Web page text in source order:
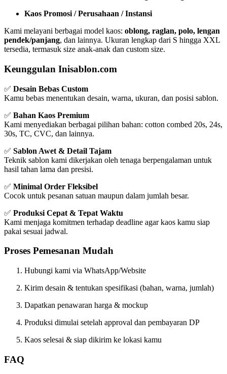
Kaos Promosi / Perusahaan / Instansi
Kami melayani berbagai model kaos: oblong, raglan, polo, lengan
pendek/panjang, dan lainnya. Ukuran lengkap dari S hingga XXL
tersedia, termasuk size anak-anak dan custom size.
Keunggulan Inisablon.com
✅ Desain Bebas Custom
Kamu bebas menentukan desain, warna, ukuran, dan posisi sablon.
✅ Bahan Kaos Premium
Kami menyediakan berbagai pilihan bahan: cotton combed 20s, 24s,
30s, TC, CVC, dan lainnya.
✅ Sablon Awet & Detail Tajam
Teknik sablon kami dikerjakan oleh tenaga berpengalaman untuk
hasil tahan lama dan presisi.
✅ Minimal Order Fleksibel
Cocok untuk pesanan satuan maupun dalam jumlah besar.
✅ Produksi Cepat & Tepat Waktu
Kami menjaga komitmen terhadap deadline agar kaos kamu siap
pakai sesuai jadwal.
Proses Pemesanan Mudah
Hubungi kami via WhatsApp/Website
Kirim desain & tentukan spesifikasi (bahan, warna, jumlah)
Dapatkan penawaran harga & mockup
Produksi dimulai setelah approval dan pembayaran DP
Kaos selesai & siap dikirim ke lokasi kamu
FAQ